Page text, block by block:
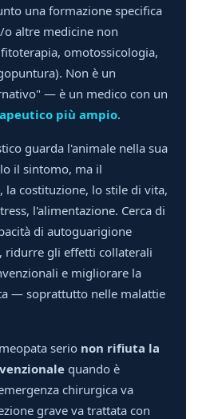
una formazione specifica
altre medicine non
omotossicologia,
Non è un
— è un medico con un
più ampio.
guarda l'animale nella sua
il sintomo, ma il
la costituzione, lo stile di vita,
l'alimentazione. Cerca di
di autoguarigione
ridurre gli effetti collaterali
e migliorare la
— soprattutto nelle malattie
serio non rifiuta la
quando è
chirurgica va
grave va trattata con